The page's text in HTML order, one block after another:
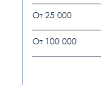
От 25 000
От 100 000